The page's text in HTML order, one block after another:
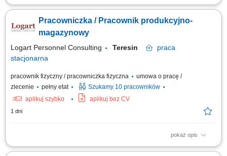
Opis stanowiska Wsparcie procesu produkcji: paletowanie, owijanie
o estetykę pakowania wyrobów, Zapewnienie porządku na stanowisku
pracy, Po przeszkoleniu i awansie – obsługa maszyn produkcyjnych.
Pracowniczka / Pracownik produkcyjno-
magazynowy
Logart Personnel Consulting Teresin
praca
stacjonarna
pracownik fizyczny / pracowniczka fizyczna
umowa o pracę /
zlecenie
pełny etat
Szukamy 10 pracowników
aplikuj szybko
aplikuj bez CV
1 dni
pokaż opis
Zakres obowiązków: Obsługa maszyn i urządzeń na linii produkcyjnej;